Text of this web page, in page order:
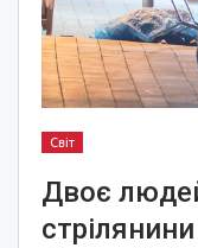
Світ
Двоє